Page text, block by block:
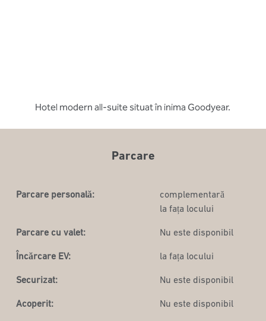
Hotel modern all-suite situat în inima Goodyear.
Parcare
Parcare personală:
complementară
la fața locului
Parcare cu valet: Nu este disponibil
Încărcare EV: la fața locului
Securizat: Nu este disponibil
Acoperit: Nu este disponibil